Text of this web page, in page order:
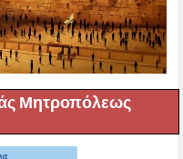
Μητροπόλεως